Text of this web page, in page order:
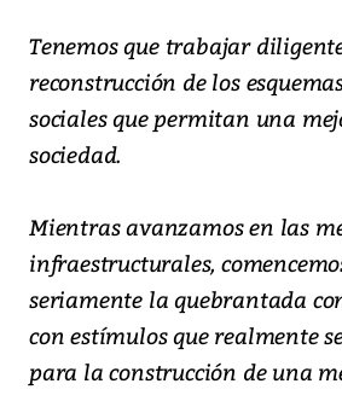
Tenemos que trabajar
reconstrucción de los
sociales que permitan una
sociedad.
Mientras avanzamos en las
infraestructurales,
seriamente la quebrantada
con estímulos que realmente
para la construcción de una